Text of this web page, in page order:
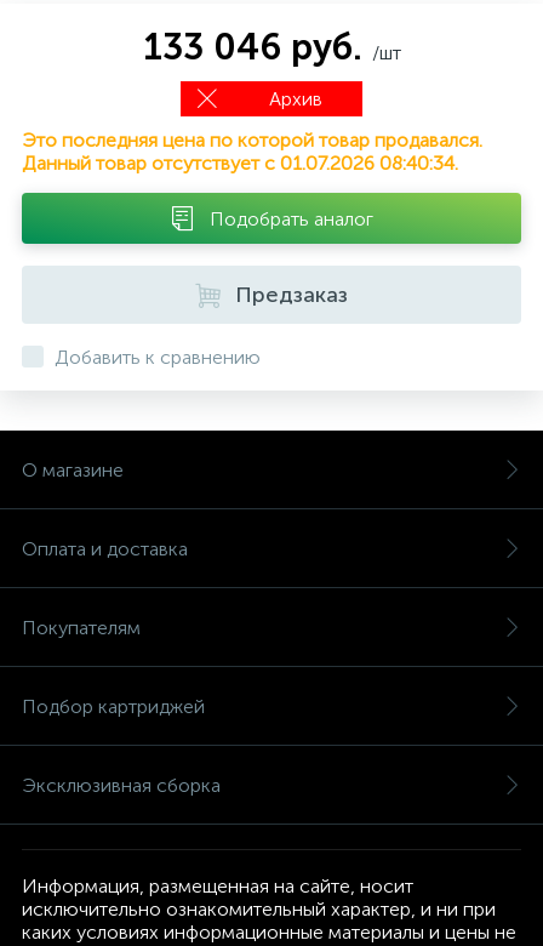
133 046 руб. /шт
Архив
Это последняя цена по которой товар продавался.
Данный товар отсутствует с 01.07.2026 08:40:34.
Подобрать аналог
Предзаказ
Добавить к сравнению
О магазине
Оплата и доставка
Покупателям
Подбор картриджей
Эксклюзивная сборка
Информация, размещенная на сайте, носит
исключительно ознакомительный характер, и ни при
каких условиях информационные материалы и цены не